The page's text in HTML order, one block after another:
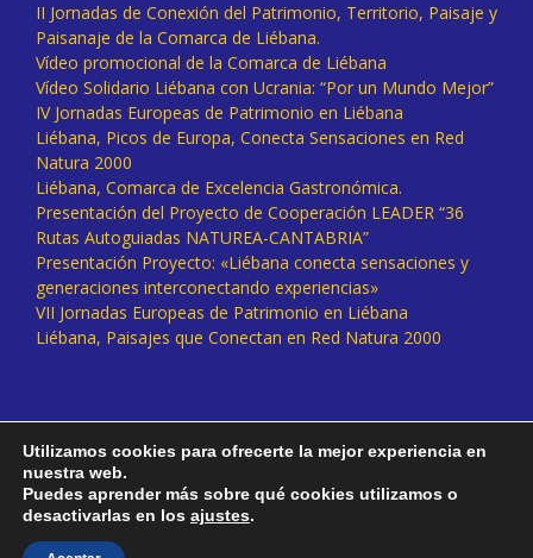
II Jornadas de Conexión del Patrimonio, Territorio, Paisaje y
Paisanaje de la Comarca de Liébana.
Vídeo promocional de la Comarca de Liébana
Vídeo Solidario Liébana con Ucrania: “Por un Mundo Mejor”
IV Jornadas Europeas de Patrimonio en Liébana
Liébana, Picos de Europa, Conecta Sensaciones en Red
Natura 2000
Liébana, Comarca de Excelencia Gastronómica.
Presentación del Proyecto de Cooperación LEADER “36
Rutas Autoguiadas NATUREA-CANTABRIA”
Presentación Proyecto: «Liébana conecta sensaciones y
generaciones interconectando experiencias»
VII Jornadas Europeas de Patrimonio en Liébana
Liébana, Paisajes que Conectan en Red Natura 2000
Utilizamos cookies para ofrecerte la mejor experiencia en
nuestra web.
Puedes aprender más sobre qué cookies utilizamos o
desactivarlas en los ajustes.